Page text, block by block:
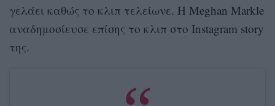
γελάει καθώς το κλιπ τελείωνε. Η Meghan Markle
αναδημοσίευσε επίσης το κλιπ στο Instagram story
της.